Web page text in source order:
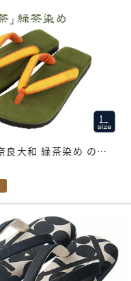
雪駄 -Re:休- 奈良大和 緑茶染め のぞき花緒 山吹麻花緒【レディース】｜R1160Z-GR-Lサイズ